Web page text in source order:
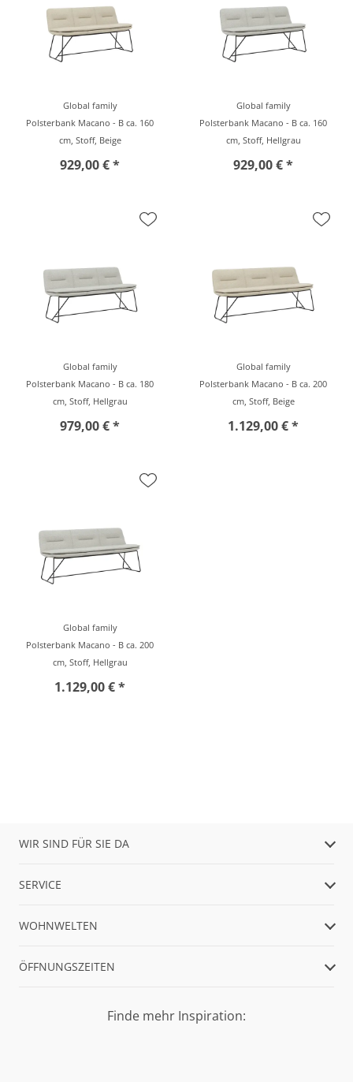
Global family
Polsterbank Macano - B ca. 160
cm, Stoff, Beige
929,00 € *
Global family
Polsterbank Macano - B ca. 160
cm, Stoff, Hellgrau
929,00 € *
Global family
Polsterbank Macano - B ca. 180
cm, Stoff, Hellgrau
979,00 € *
Global family
Polsterbank Macano - B ca. 200
cm, Stoff, Beige
1.129,00 € *
Global family
Polsterbank Macano - B ca. 200
cm, Stoff, Hellgrau
1.129,00 € *
WIR SIND FÜR SIE DA
SERVICE
WOHNWELTEN
ÖFFNUNGSZEITEN
Finde mehr Inspiration: